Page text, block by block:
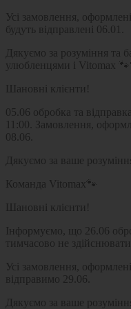
Усі замовлення,
будуть відправлені 06.01.
Дякуємо за розуміння та
улюбленцями і Vitomax
Шановні клієнти!
05.06 обробка та
11:00. Замовлення,
08.06.
Дякуємо за ваше
Команда Vitomax🐾
Шановні клієнти!
Інформуємо, що 26.06
тимчасово не
Усі замовлення,
відправимо 29.06.
Дякуємо за ваше